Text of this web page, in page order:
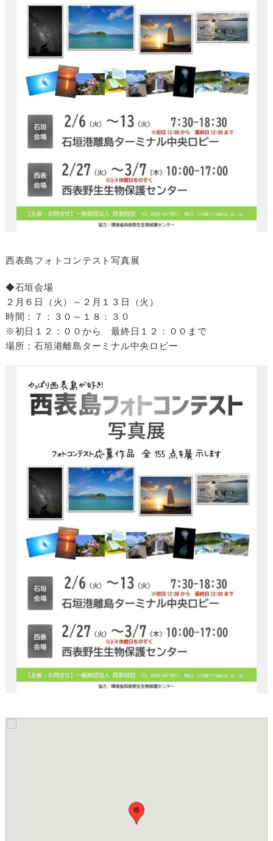
西表島フォトコンテスト写真展
◆石垣会場
２月６日（火）～２月１３日（火）
時間：７：３０～１８：３０
※初日１２：００から 最終日１２：００まで
場所：石垣港離島ターミナル中央ロビー